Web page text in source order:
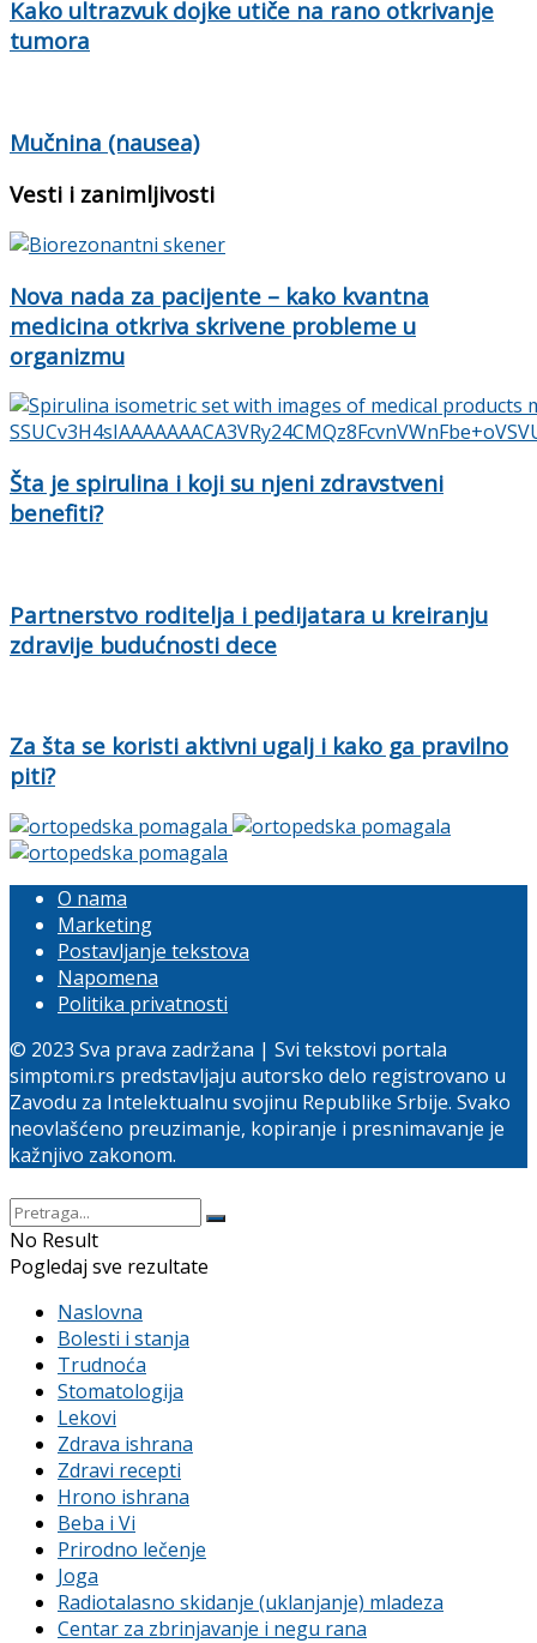
Kako ultrazvuk dojke utiče na rano otkrivanje
tumora
Mučnina (nausea)
Vesti i zanimljivosti
Nova nada za pacijente – kako kvantna
medicina otkriva skrivene probleme u
organizmu
Šta je spirulina i koji su njeni zdravstveni
benefiti?
Partnerstvo roditelja i pedijatara u kreiranju
zdravije budućnosti dece
Za šta se koristi aktivni ugalj i kako ga pravilno
piti?
O nama
Marketing
Postavljanje tekstova
Napomena
Politika privatnosti
© 2023 Sva prava zadržana | Svi tekstovi portala
simptomi.rs predstavljaju autorsko delo registrovano u
Zavodu za Intelektualnu svojinu Republike Srbije. Svako
neovlašćeno preuzimanje, kopiranje i presnimavanje je
kažnjivo zakonom.
No Result
Pogledaj sve rezultate
Naslovna
Bolesti i stanja
Trudnoća
Stomatologija
Lekovi
Zdrava ishrana
Zdravi recepti
Hrono ishrana
Beba i Vi
Prirodno lečenje
Joga
Radiotalasno skidanje (uklanjanje) mladeza
Centar za zbrinjavanje i negu rana